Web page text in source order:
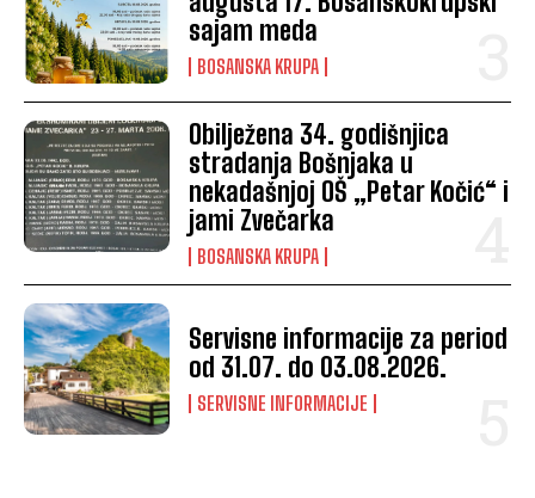
sajam meda
BOSANSKA KRUPA
Obilježena 34. godišnjica
stradanja Bošnjaka u
nekadašnjoj OŠ „Petar Kočić“ i
jami Zvečarka
BOSANSKA KRUPA
Servisne informacije za period
od 31.07. do 03.08.2026.
SERVISNE INFORMACIJE